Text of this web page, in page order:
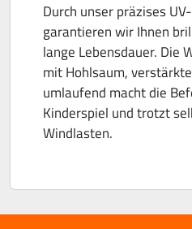
Durch unser präzises
garantieren wir Ihnen
lange Lebensdauer. Die
mit Hohlsaum,
umlaufend macht die
Kinderspiel und trotzt
Windlasten.